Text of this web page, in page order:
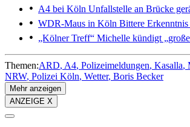
A4 bei Köln Unfallstelle an Brücke
WDR-Maus in Köln Bittere
„Kölner Treff“ Michelle kündigt
Themen:ARD A4 Polizeimeldungen Kasalla
NRW Polizei Köln Wetter Boris Becker
Mehr anzeigen
ANZEIGE X